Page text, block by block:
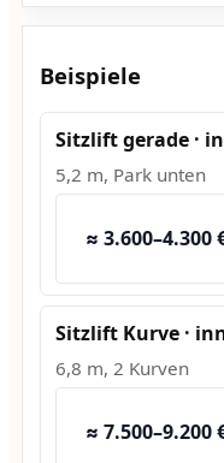
Beispiele
Sitzlift gerade ·
5,2 m, Park unten
≈ 3.600–4.300
Sitzlift Kurve ·
6,8 m, 2 Kurven
≈ 7.500–9.200